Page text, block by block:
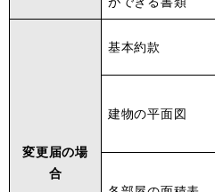
変更届の場
合
基本約款
建物の平面図